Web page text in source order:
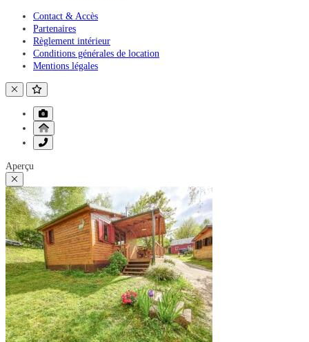
Contact & Accès
Partenaires
Règlement intérieur
Conditions générales de location
Mentions légales
Aperçu